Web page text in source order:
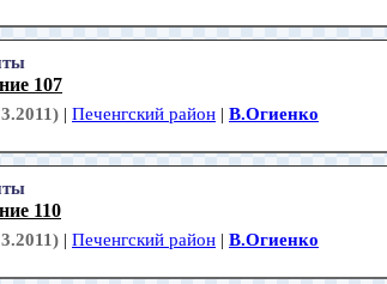
107
| Печенгский район | В.Огиенко
110
| Печенгский район | В.Огиенко